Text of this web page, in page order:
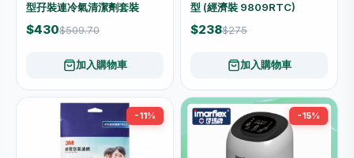
型孖裝連冷氣清潔劑套裝
$430$509.70
加入購物車
型 (經濟裝 9809RTC)
$238$275
加入購物車
-11% -15%